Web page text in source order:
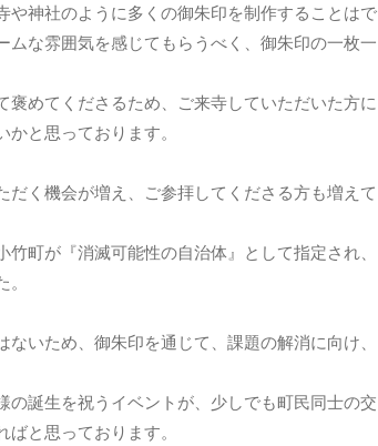
神社のように多くの御朱印を制作することはで
な雰囲気を感じてもらうべく、御朱印の一枚一
めてくださるため、ご来寺していただいた方に
と思っております。
く機会が増え、ご参拝してくださる方も増えて
町が『消滅可能性の自治体』として指定され、
いため、御朱印を通じて、課題の解消に向け、
誕生を祝うイベントが、少しでも町民同士の交
と思っております。